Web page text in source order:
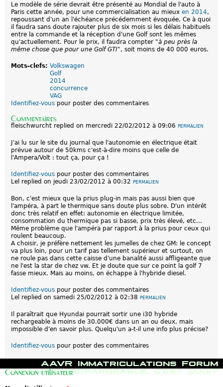
Le modèle de série devrait être présenté au Mondial de l'auto à
Paris cette année, pour une commercialisation au mieux en 2014,
repoussant d'un an l'échéance précédemment évoquée. Ce à quoi
il faudra sans doute rajouter plus de six mois si les délais habituels
entre la commande et la réception d'une Golf sont les mêmes
qu'actuellement. Pour le prix, il faudra compter "à peu près la
même chose que pour une Golf GTI", soit moins de 40 000 euros.
Mots-clefs: Volkswagen
Golf
2014
concurrence
VAG
Identifiez-vous pour poster des commentaires
Commentaires
fleischwurcht replied on mercredi 22/02/2012 à 09:06 PERMALIEN
J'ai lu sur le site du journal que l'autonomie en électrique était
prévue autour de 50kms c'est-à-dire moins que celle de
l'Ampera/Volt : tout ça, pour ça !
Identifiez-vous pour poster des commentaires
Lel replied on jeudi 23/02/2012 à 00:32 PERMALIEN
Bon, c'est mieux que la prius plug-in mais pas aussi bien que
l'ampéra, à part le thermique sans doute plus sobre. D'un intérêt
donc très relatif en effet: autonomie en électrique limitée,
consommation du thermique pas si basse, prix très élevé, etc...
Même problème que l'ampéra par rapport à la prius pour ceux qui
roulent beaucoup.
A choisir, je préfère nettement les jumelles de chez GM: le concept
va plus loin, pour un tarif pas tellement supérieur et surtout, on
ne roule pas dans cette caisse d'une banalité aussi affligeante que
ne l'est la star de chez vw. Et je doute que sur ce point la golf 7
fasse mieux. Mais au moins, on échappe à l'hybride diesel.
Identifiez-vous pour poster des commentaires
Lel replied on samedi 25/02/2012 à 02:38 PERMALIEN
Il paraîtrait que Hyundai pourrait sortir une i30 hybride
rechargeable à moins de 30.000€ dans un an ou deux, mais
impossible d'en savoir plus. Quelqu'un a-t-il une info plus précise?
Identifiez-vous pour poster des commentaires
M
e
Forum
Immatriculations
AAVR
Hybride rechargeable, c'est quoi?
Connexion utilisateur